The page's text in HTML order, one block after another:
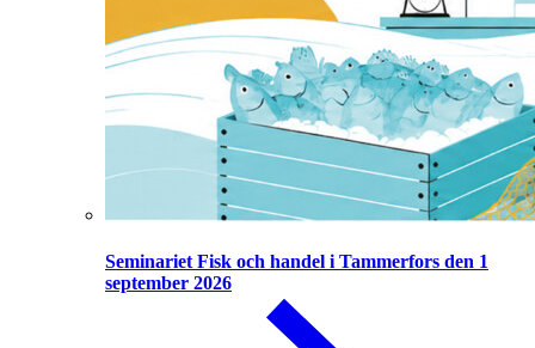
Seminariet Fisk och handel i Tammerfors den 1
september 2026